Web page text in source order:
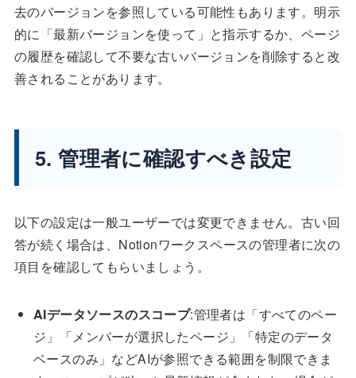
去のバージョンを参照している可能性もあります。明示
的に「最新バージョンを使って」と指示するか、ページ
の履歴を確認して不要な古いバージョンを削除すると改
善されることがあります。
5. 管理者に確認すべき設定
以下の設定は一般ユーザーでは変更できません。古い回
答が続く場合は、Notionワークスペースの管理者に次の
項目を確認してもらいましょう。
AIデータソースのスコープ:管理者は「すべてのペー
ジ」「メンバーが選択したページ」「特定のデータ
ベースのみ」などAIが参照できる範囲を制限できま